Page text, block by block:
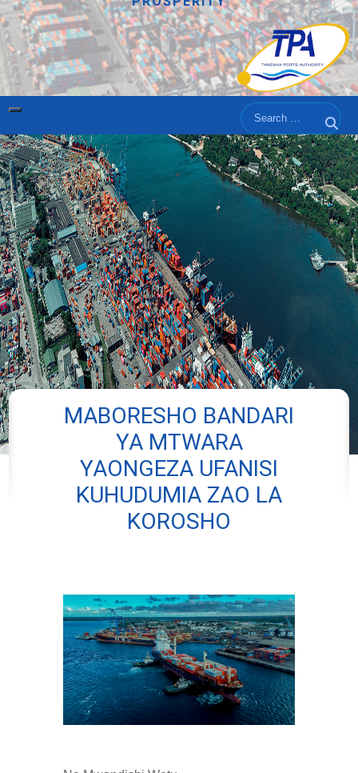
Search
MABORESHO BANDARI
YA MTWARA
YAONGEZA UFANISI
KUHUDUMIA ZAO LA
KOROSHO